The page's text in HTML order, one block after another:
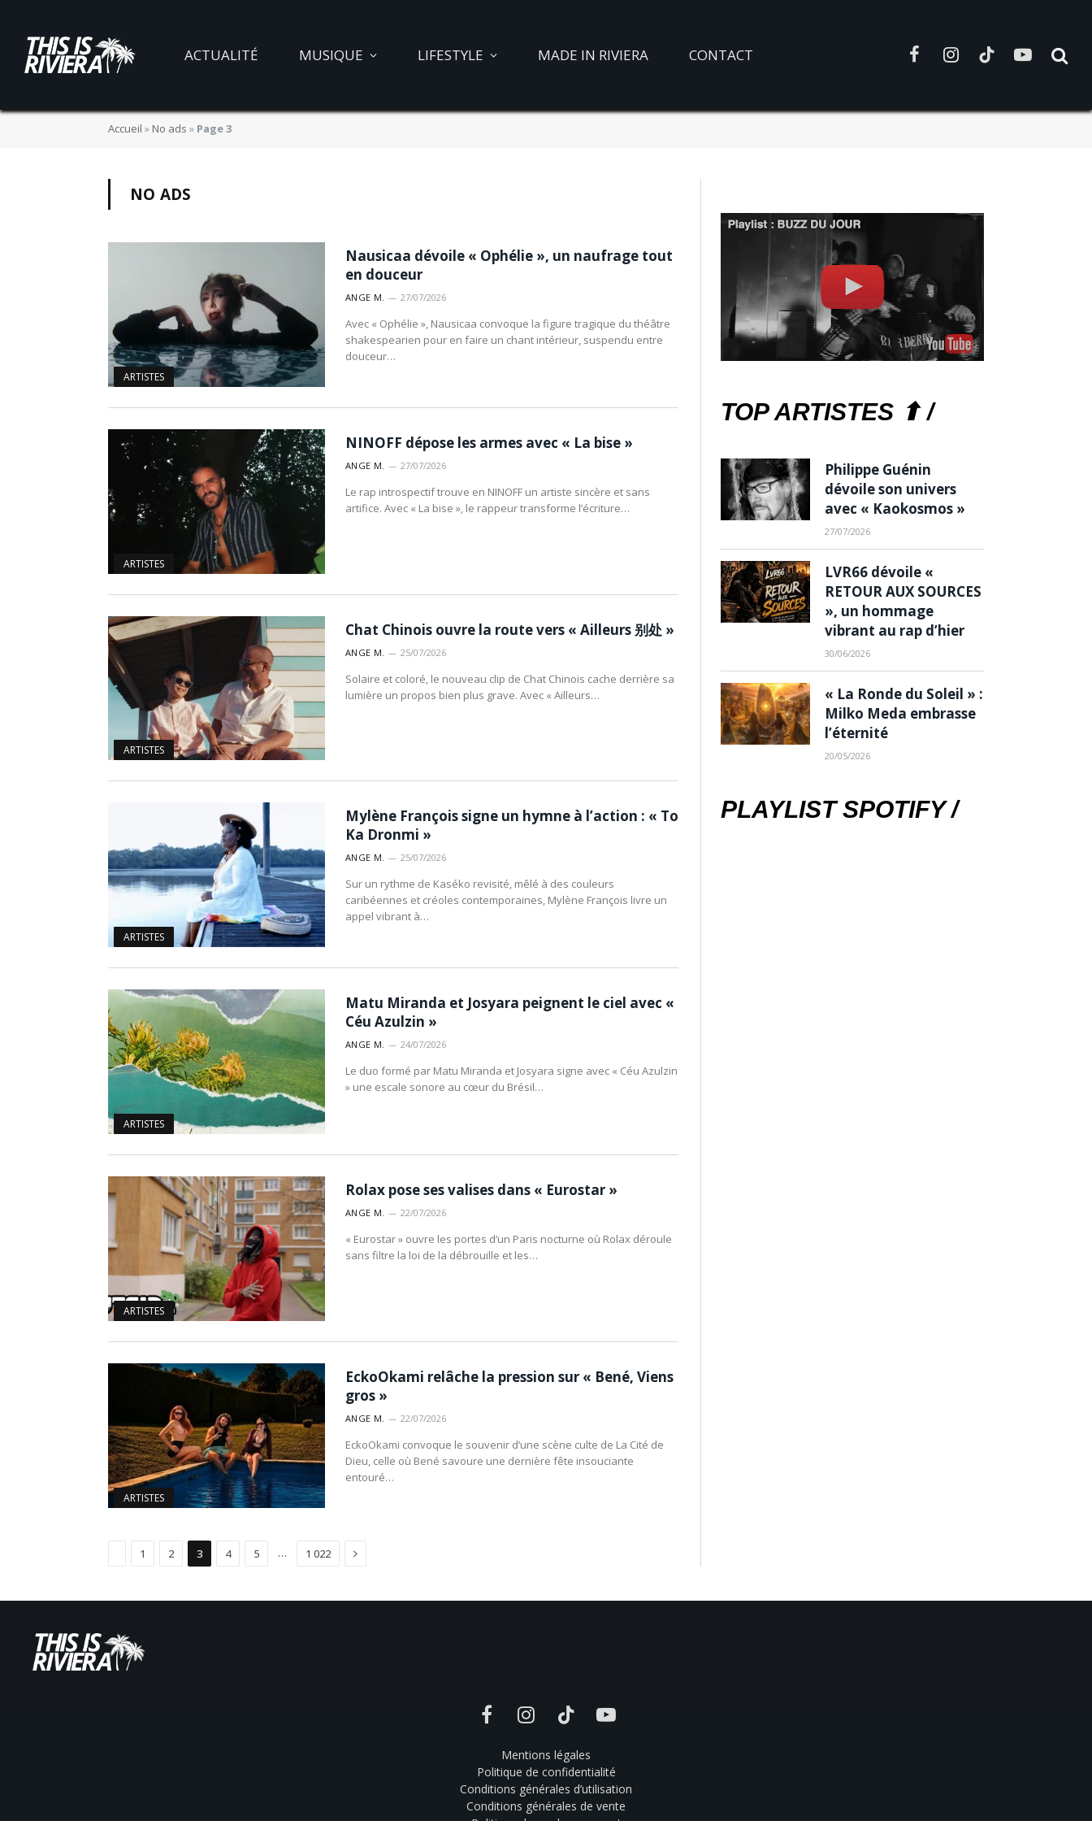
ACTUALITÉ MUSIQUE LIFESTYLE MADE IN RIVIERA CONTACT FacebookInstagramTikTokYouTube
Accueil » No ads » Page 3
NO ADS
ARTISTES
Nausicaa dévoile « Ophélie », un naufrage tout
en douceur
ANGE M. 27/07/2026
Avec « Ophélie », Nausicaa convoque la figure tragique du théâtre
shakespearien pour en faire un chant intérieur, suspendu entre
douceur…
ARTISTES
NINOFF dépose les armes avec « La bise »
ANGE M. 27/07/2026
Le rap introspectif trouve en NINOFF un artiste sincère et sans
artifice. Avec « La bise », le rappeur transforme l’écriture…
ARTISTES
Chat Chinois ouvre la route vers « Ailleurs 别处 »
ANGE M. 25/07/2026
Solaire et coloré, le nouveau clip de Chat Chinois cache derrière sa
lumière un propos bien plus grave. Avec « Ailleurs…
ARTISTES
Mylène François signe un hymne à l’action : « To
Ka Dronmi »
ANGE M. 25/07/2026
Sur un rythme de Kaséko revisité, mêlé à des couleurs
caribéennes et créoles contemporaines, Mylène François livre un
appel vibrant à…
ARTISTES
Matu Miranda et Josyara peignent le ciel avec «
Céu Azulzin »
ANGE M. 24/07/2026
Le duo formé par Matu Miranda et Josyara signe avec « Céu Azulzin
» une escale sonore au cœur du Brésil…
ARTISTES
Rolax pose ses valises dans « Eurostar »
ANGE M. 22/07/2026
« Eurostar » ouvre les portes d’un Paris nocturne où Rolax déroule
sans filtre la loi de la débrouille et les…
ARTISTES
EckoOkami relâche la pression sur « Bené, Viens
gros »
ANGE M. 22/07/2026
EckoOkami convoque le souvenir d’une scène culte de La Cité de
Dieu, celle où Bené savoure une dernière fête insouciante
entouré…
Précédent
1 2 3 4 5 … 1 022 Suivant
TOP ARTISTES ⬆ /
Philippe Guénin
dévoile son univers
avec « Kaokosmos »
27/07/2026
LVR66 dévoile «
RETOUR AUX SOURCES
», un hommage
vibrant au rap d’hier
30/06/2026
« La Ronde du Soleil » :
Milko Meda embrasse
l’éternité
20/05/2026
PLAYLIST SPOTIFY /
FacebookInstagramTikTok YouTube
Mentions légales
Politique de confidentialité
Conditions générales d’utilisation
Conditions générales de vente